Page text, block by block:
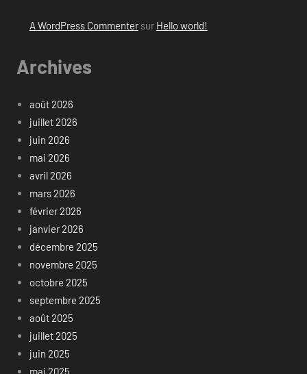
A WordPress Commentersur Hello world!
Archives
août 2026
juillet 2026
juin 2026
mai 2026
avril 2026
mars 2026
février 2026
janvier 2026
décembre 2025
novembre 2025
octobre 2025
septembre 2025
août 2025
juillet 2025
juin 2025
mai 2025